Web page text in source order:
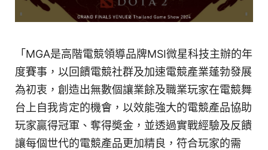
「MGA是高階電競領導品牌MSI微星科技主辦的年
度賽事，以回饋電競社群及加速電競產業蓬勃發展
為初衷，創造出無數個讓業餘及職業玩家在電競舞
台上自我肯定的機會，以效能強大的電競產品協助
玩家贏得冠軍、奪得奬金，並透過實戰經驗及反饋
讓每個世代的電競產品更加精良，符合玩家的需